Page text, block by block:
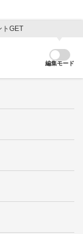
トGET
編集モード